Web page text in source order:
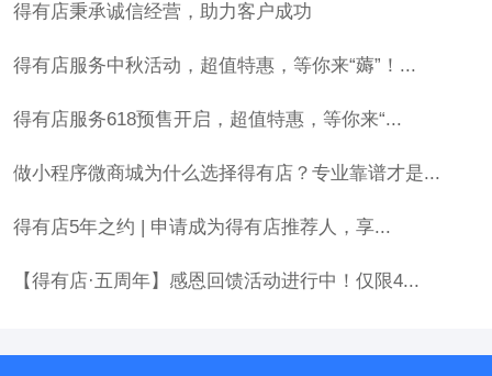
得有店秉承诚信经营，助力客户成功
得有店服务中秋活动，超值特惠，等你来“薅”！...
得有店服务618预售开启，超值特惠，等你来“...
做小程序微商城为什么选择得有店？专业靠谱才是...
得有店5年之约 | 申请成为得有店推荐人，享...
【得有店·五周年】感恩回馈活动进行中！仅限4...